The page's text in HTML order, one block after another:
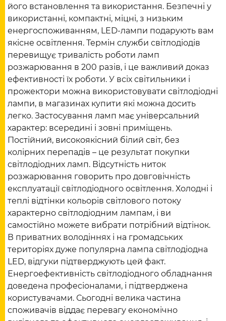
його встановлення та використання. Безпечні у
використанні, компактні, міцні, з низьким
енергоспоживанням, LED-лампи подарують вам
якісне освітлення. Термін служби світлодіодів
перевищує тривалість роботи ламп
розжарювання в 200 разів, і це важливий доказ
ефективності їх роботи. У всіх світильники і
прожектори можна використовувати світлодіодні
лампи, в магазинах купити які можна досить
легко. Застосування ламп має універсальний
характер: всередині і зовні приміщень.
Постійний, високоякісний білий світ, без
колірних перепадів – це результат покупки
світлодіодних ламп. Відсутність ниток
розжарювання говорить про довговічність
експлуатації світлодіодного освітлення. Холодні і
теплі відтінки кольорів світлового потоку
характерно світлодіодним лампам, і ви
самостійно можете вибрати потрібний відтінок.
В приватних володіннях і на громадських
територіях дуже популярна лампа світлодіодна
LED, відгуки підтверджують цей факт.
Енергоефективність світлодіодного обладнання
доведена професіоналами, і підтверджена
користувачами. Сьогодні велика частина
споживачів віддає перевагу економічно